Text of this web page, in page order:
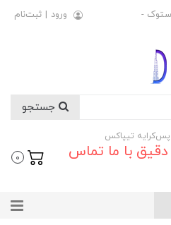
-
ورود | ثبت‌نام
با ما تماس
0